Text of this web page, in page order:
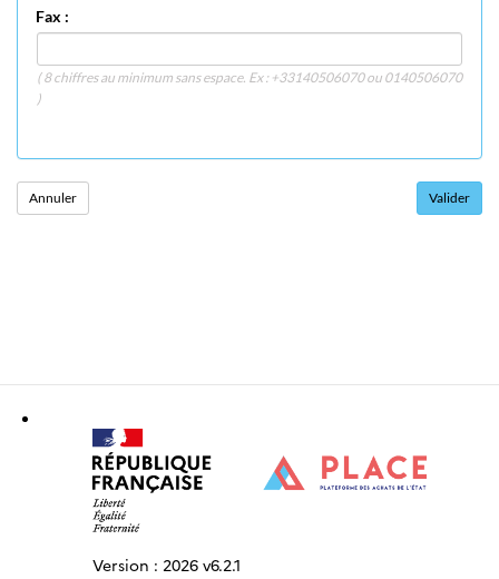
Fax :
( 8 chiffres au minimum sans espace. Ex : +33140506070 ou 0140506070
)
Version : 2026 v6.2.1